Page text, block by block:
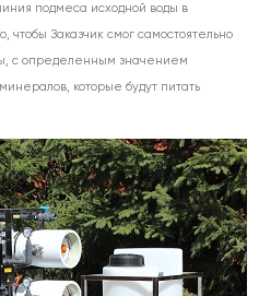
подмеса исходной воды в
чтобы Заказчик смог самостоятельно
с определенным значением
которые будут питать